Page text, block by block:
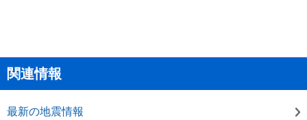
関連情報
最新の地震情報